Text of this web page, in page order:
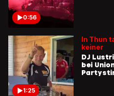
0:56
1:25
In Thun
keiner
DJ
bei